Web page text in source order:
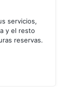
servicios,
y el resto
reservas.